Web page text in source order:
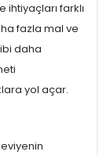
farklı
fazla mal ve
daha
yol açar.